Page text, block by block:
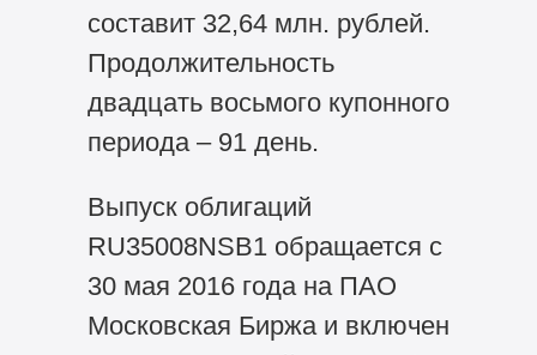
составит 32,64 млн. рублей.
Продолжительность
двадцать восьмого купонного
периода – 91 день.
Выпуск облигаций
RU35008NSB1 обращается с
30 мая 2016 года на ПАО
Московская Биржа и включен